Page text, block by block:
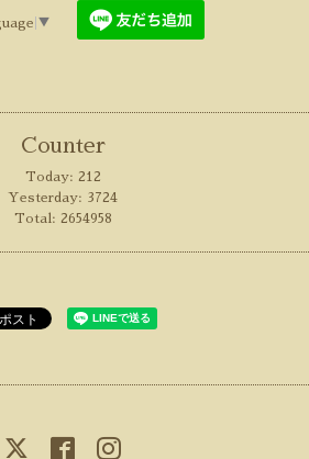
▼
Counter
Today: 212
Yesterday: 3724
Total: 2654958